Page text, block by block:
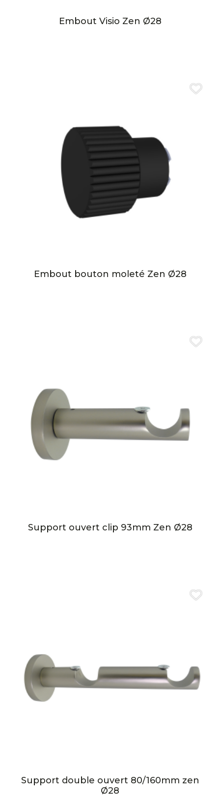
Embout Visio Zen Ø28
Embout bouton moleté Zen Ø28
Support ouvert clip 93mm Zen Ø28
Support double ouvert 80/160mm zen
Ø28